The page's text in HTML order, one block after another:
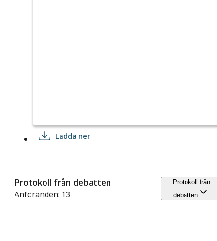
Ladda ner
Protokoll från debatten
Anföranden: 13
Protokoll från
debatten